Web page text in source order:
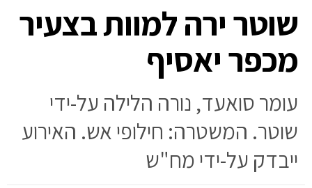
שוטר ירה למוות בצעיר
מכפר יאסיף
עומר סואעד, נורה הלילה על-ידי
שוטר. המשטרה: חילופי אש. האירוע
ייבדק על-ידי מח"ש